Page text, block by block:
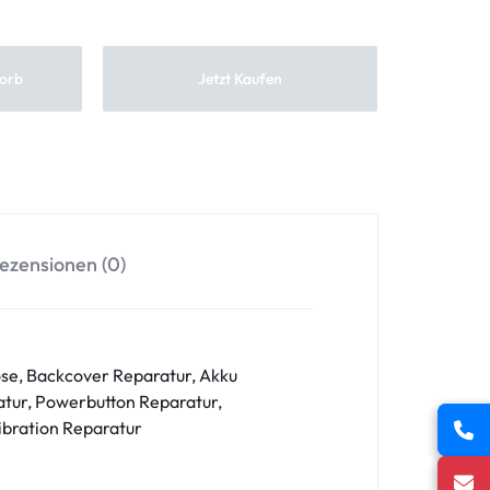
Jetzt Kaufen
(0)
Backcover Reparatur, Akku
Powerbutton Reparatur,
Reparatur